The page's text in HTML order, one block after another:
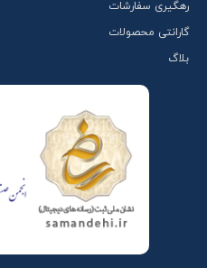
رهگیری سفارشات
گارانتی محصولات
بلاگ